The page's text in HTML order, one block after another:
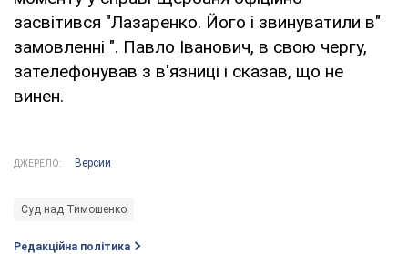
засвітився "Лазаренко. Його і звинуватили в"
замовленні ". Павло Іванович, в свою чергу,
зателефонував з в'язниці і сказав, що не
винен.
ДЖЕРЕЛО: Версии
Суд над Тимошенко
Редакційна політика